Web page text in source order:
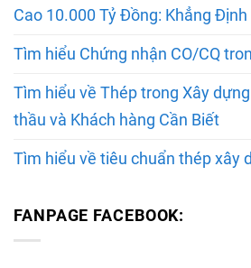
Cao 10.000 Tỷ Đồng: Khẳng Định
Tìm hiểu Chứng nhận CO/CQ
Tìm hiểu về Thép trong Xây
thầu và Khách hàng Cần Biết
Tìm hiểu về tiêu chuẩn thép xây
FANPAGE FACEBOOK: